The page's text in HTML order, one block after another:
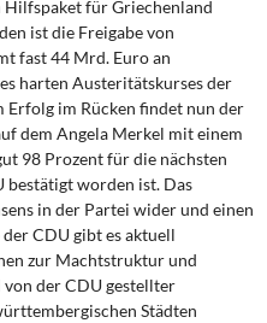
Hilfspaket für Griechenland
ist die Freigabe von
fast 44 Mrd. Euro an
harten Austeritätskurses der
Erfolg im Rücken findet nun der
dem Angela Merkel mit einem
98 Prozent für die nächsten
bestätigt worden ist. Das
in der Partei wider und einen
CDU gibt es aktuell
zur Machtstruktur und
der CDU gestellter
Städten